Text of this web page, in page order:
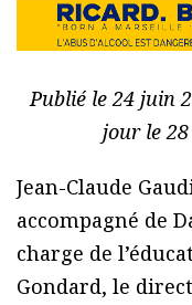
Publié le 24 juin
jour le
Jean-Claude
accompagné de
charge de
Gondard, le